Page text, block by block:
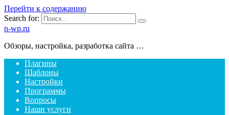
Перейти к содержанию
Search for:
n-wp.ru
Обзоры, настройка, разработка сайта …
Плагины
Шаблоны
Настройки
Программы
Вопросы
Наши услуги